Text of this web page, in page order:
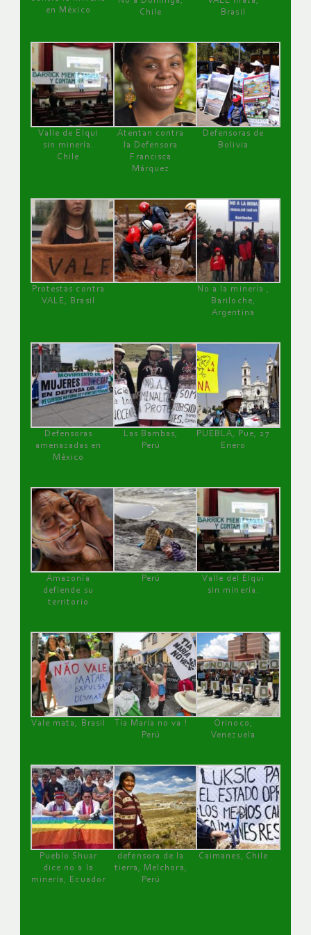
en México
Chile
Brasil
Valle de Elqui
sin minería.
Chile
Atentan contra
la Defensora
Francisca
Márquez
Defensoras de
Bolivia
Protestas contra
VALE, Brasil
No a la minería ,
Bariloche,
Argentina
Defensoras
amenazadas en
México
Las Bambas,
Perú
PUEBLA, Pue, 27
Enero
Amazonía
defiende su
territorio
Perú
Valle del Elqui
sin minería.
Vale mata, Brasil
Tía María no va !
Perú
Orinoco,
Venezuela
Pueblo Shuar
dice no a la
minería, Ecuador
defensora de la
tierra, Melchora,
Perú
Caimanes, Chile